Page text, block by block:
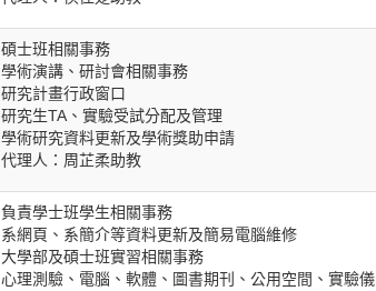
碩士班相關事務
學術演講、研討會相關事務
研究計畫行政窗口
研究生TA、實驗受試分配及管理
學術研究資料更新及學術獎助申請
代理人：周芷柔助教
負責學士班學生相關事務
系網頁、系簡介等資料更新及簡易電腦維修
大學部及碩士班實習相關事務
心理測驗、電腦、軟體、圖書期刊、公用空間、實驗儀